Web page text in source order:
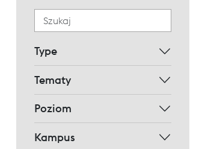
Type
Tematy
Poziom
Kampus